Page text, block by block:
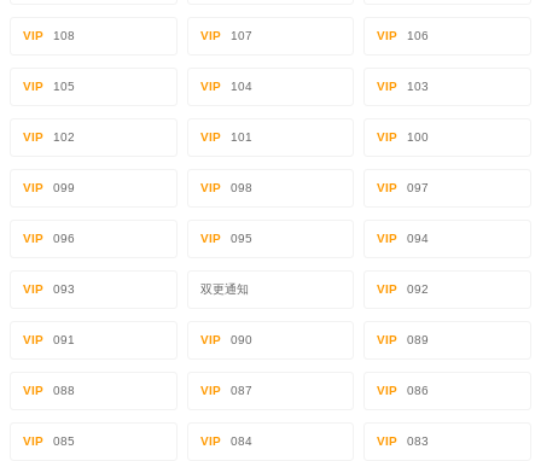
VIP 108 VIP 107 VIP 106
VIP 105 VIP 104 VIP 103
VIP 102 VIP 101 VIP 100
VIP 099 VIP 098 VIP 097
VIP 096 VIP 095 VIP 094
VIP 093 双更通知 VIP 092
VIP 091 VIP 090 VIP 089
VIP 088 VIP 087 VIP 086
VIP 085 VIP 084 VIP 083